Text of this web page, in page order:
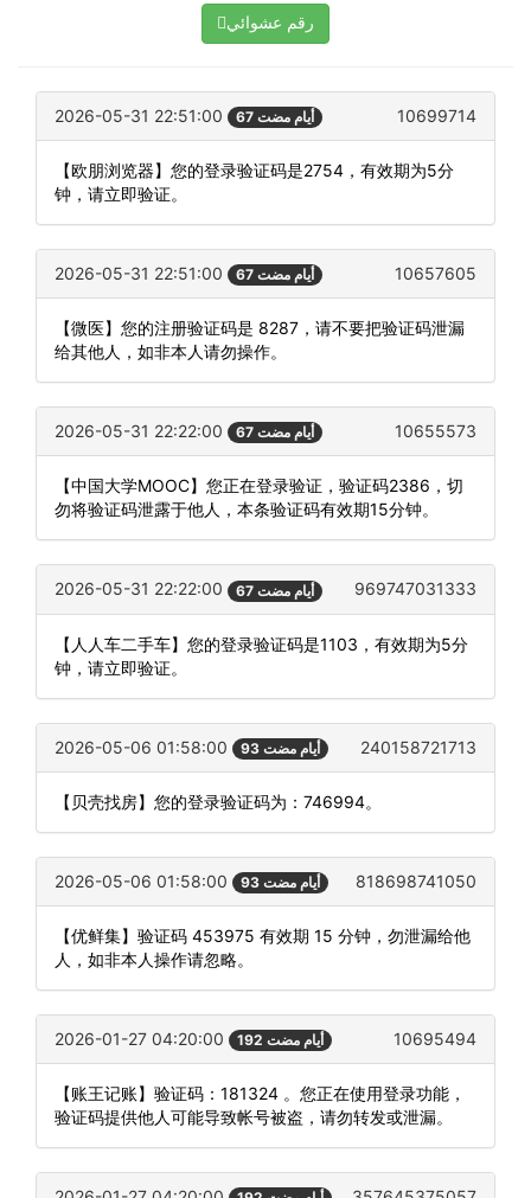
رقم عشوائي
2026-05-31 22:51:00 67 أيام مضت 10699714
【欧朋浏览器】您的登录验证码是2754，有效期为5分
钟，请立即验证。
2026-05-31 22:51:00 67 أيام مضت 10657605
【微医】您的注册验证码是 8287，请不要把验证码泄漏
给其他人，如非本人请勿操作。
2026-05-31 22:22:00 67 أيام مضت 10655573
【中国大学MOOC】您正在登录验证，验证码2386，切
勿将验证码泄露于他人，本条验证码有效期15分钟。
2026-05-31 22:22:00 67 أيام مضت 969747031333
【人人车二手车】您的登录验证码是1103，有效期为5分
钟，请立即验证。
2026-05-06 01:58:00 93 أيام مضت 240158721713
【贝壳找房】您的登录验证码为：746994。
2026-05-06 01:58:00 93 أيام مضت 818698741050
【优鲜集】验证码 453975 有效期 15 分钟，勿泄漏给他
人，如非本人操作请忽略。
2026-01-27 04:20:00 192 أيام مضت 10695494
【账王记账】验证码：181324 。您正在使用登录功能，
验证码提供他人可能导致帐号被盗，请勿转发或泄漏。